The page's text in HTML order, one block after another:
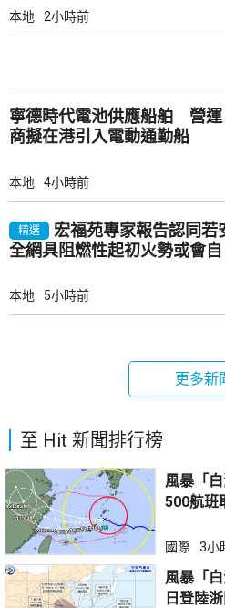
本地 2小時前
寧德時代電池供應船舶 營運
商擬在港引入電動通勤船
本地 4小時前
精選
宏福苑專家報告認同若
全網具阻燃性起初火勢或會自
本地 5小時前
更多新
至 Hit 新聞排行榜
風暴「
500航班
國際 3小
風暴「
日登陸